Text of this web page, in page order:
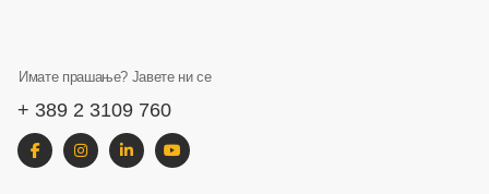
Имате прашање? Јавете ни се
+ 389 2 3109 760